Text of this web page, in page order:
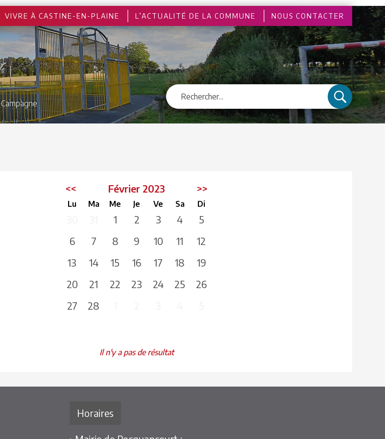
VIVRE À CASTINE-EN-PLAINE L’ACTUALITÉ DE LA COMMUNE NOUS CONTACTER
<< Février 2023 >>
Lu Ma Me Je Ve Sa Di
1 2 3 4
5
6
7 8 9 10 11
12
13
14 15 16 17 18
19
20
21 22 23 24 25
26
27
28
Il n'y a pas de résultat
Horaires